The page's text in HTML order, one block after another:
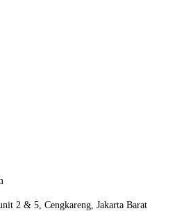
2 & 5, Cengkareng, Jakarta Barat